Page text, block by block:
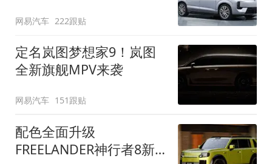
网易汽车 222跟贴
定名岚图梦想家9！岚图
全新旗舰MPV来袭
网易汽车 151跟贴
配色全面升级
FREELANDER神行者8新